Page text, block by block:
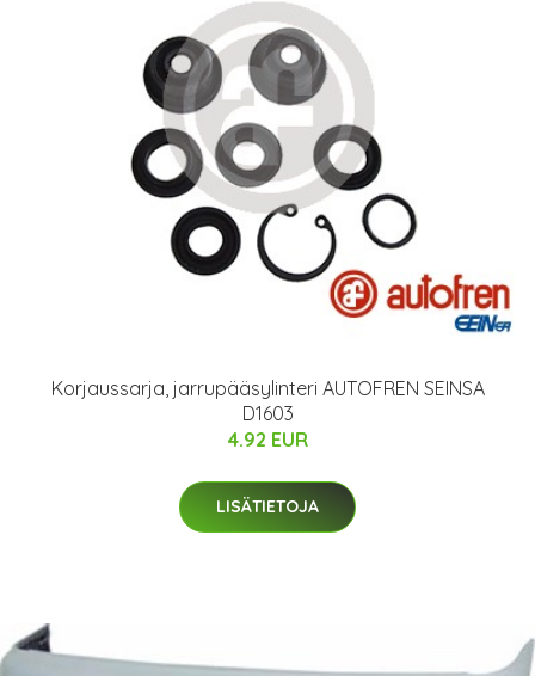
Korjaussarja, jarrupääsylinteri AUTOFREN SEINSA
D1603
4.92 EUR
LISÄTIETOJA